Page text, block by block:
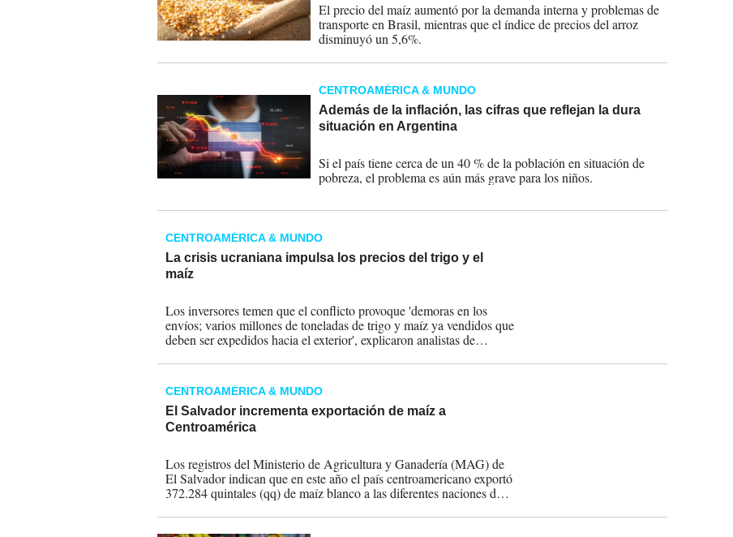
El precio del maíz aumentó por la demanda interna y problemas de
transporte en Brasil, mientras que el índice de precios del arroz
disminuyó un 5,6%.
CENTROAMÉRICA & MUNDO
Además de la inflación, las cifras que reflejan la dura
situación en Argentina
Si el país tiene cerca de un 40 % de la población en situación de
pobreza, el problema es aún más grave para los niños.
CENTROAMÉRICA & MUNDO
La crisis ucraniana impulsa los precios del trigo y el
maíz
Los inversores temen que el conflicto provoque 'demoras en los
envíos; varios millones de toneladas de trigo y maíz ya vendidos que
deben ser expedidos hacia el exterior', explicaron analistas de
CENTROAMÉRICA & MUNDO
El Salvador incrementa exportación de maíz a
Centroamérica
Los registros del Ministerio de Agricultura y Ganadería (MAG) de
El Salvador indican que en este año el país centroamericano exportó
372.284 quintales (qq) de maíz blanco a las diferentes naciones de